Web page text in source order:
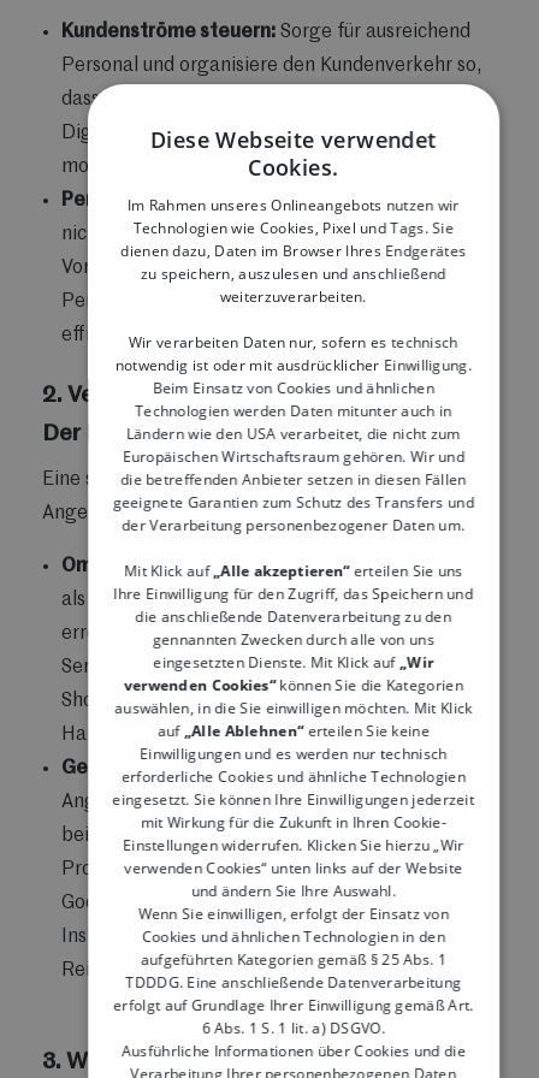
Kundenströme steuern: Sorge für ausreichend
Personal und organisiere den Kundenverkehr so,
dass es nicht zu überfüllten Kassen kommt.
Digitale Tools wie Terminbuchungssysteme oder
mobile Kassenstellen können dabei helfen.
Personalplanung:An diesem Tag reicht es oft
nicht, auf das reguläre Team zu setzen. Plane im
Voraus, um sicherzustellen, dass genügend
Personal vorhanden ist, um Kunden schnell und
effizient zu bedienen.
2. Verkaufsstrategien, die funktionieren:
Der Mix aus Online und Offline
Eine starke Verzahnung von Online- und Offline-
Angeboten ist der Schlüssel zum Erfolg.
Omnichannel-Strategien:Nutze sowohl Online-
als auch Offline-Plattformen, um Deine Kunden zu
erreichen. Biete beispielsweise Click-and-Collect-
Services an, um die Bequemlichkeit des Online-
Shoppings mit den Vorteilen des stationären
Handels zu verbinden.
Gezielte Marketingmaßnahmen:
Personalisierte
Angebote und gezielte Rabatte können dazu
beitragen, die Aufmerksamkeit auf Deine
Produkte zu lenken. Nutze E-Mail-Marketing,
Google Ads und Social-Media-Kampagnen auf
Instagram,TikTok, Facebook &Co, um Deine
Reichweite zu erhöhen.
3. Wie smarte Kassensysteme wie Tillhub
Diese Webseite verwendet
Cookies.
Im Rahmen unseres Onlineangebots nutzen wir
Technologien wie Cookies, Pixel und Tags. Sie
dienen dazu, Daten im Browser Ihres Endgerätes
zu speichern, auszulesen und anschließend
weiterzuverarbeiten.
Wir verarbeiten Daten nur, sofern es technisch
notwendig ist oder mit ausdrücklicher Einwilligung.
Beim Einsatz von Cookies und ähnlichen
Technologien werden Daten mitunter auch in
Ländern wie den USA verarbeitet, die nicht zum
Europäischen Wirtschaftsraum gehören. Wir und
die betreffenden Anbieter setzen in diesen Fällen
geeignete Garantien zum Schutz des Transfers und
der Verarbeitung personenbezogener Daten um.
Mit Klick auf„Alle akzeptieren“erteilen Sie uns
Ihre Einwilligung für den Zugriff, das Speichern und
die anschließende Datenverarbeitung zu den
gennannten Zwecken durch alle von uns
eingesetzten Dienste. Mit Klick auf „Wir
verwenden Cookies“können Sie die Kategorien
auswählen, in die Sie einwilligen möchten. Mit Klick
auf „Alle Ablehnen“erteilen Sie keine
Einwilligungen und es werden nur technisch
erforderliche Cookies und ähnliche Technologien
eingesetzt. Sie können Ihre Einwilligungen jederzeit
mit Wirkung für die Zukunft in Ihren Cookie-
Einstellungen widerrufen. Klicken Sie hierzu „Wir
verwenden Cookies“ unten links auf der Website
und ändern Sie Ihre Auswahl.
Wenn Sie einwilligen, erfolgt der Einsatz von
Cookies und ähnlichen Technologien in den
aufgeführten Kategorien gemäß § 25 Abs. 1
TDDDG. Eine anschließende Datenverarbeitung
erfolgt auf Grundlage Ihrer Einwilligung gemäß Art.
6 Abs. 1 S. 1 lit. a) DSGVO.
Ausführliche Informationen über Cookies und die
Verarbeitung Ihrer personenbezogenen Daten